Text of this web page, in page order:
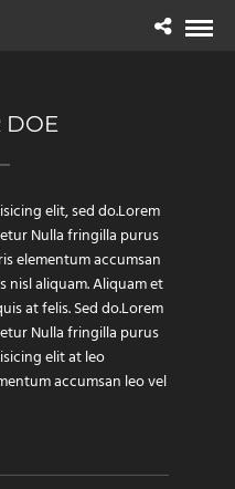
DOE
elit, sed do.Lorem
Nulla fringilla purus
elementum accumsan
nisl aliquam. Aliquam et
at felis. Sed do.Lorem
Nulla fringilla purus
elit at leo
accumsan leo vel